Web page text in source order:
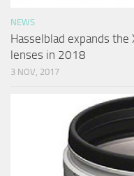
NEWS
Hasselblad expands
lenses in 2018
3 NOV, 2017